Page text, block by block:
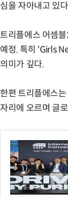
심을 자아내고 있
트리플에스 어셈
예정. 특히 'Girls
의미가 깊다.
한편 트리플에스
자리에 오르며 글